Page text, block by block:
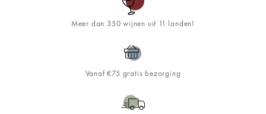
Meer dan 350 wijnen uit 11 landen!
Vanaf €75 gratis bezorging